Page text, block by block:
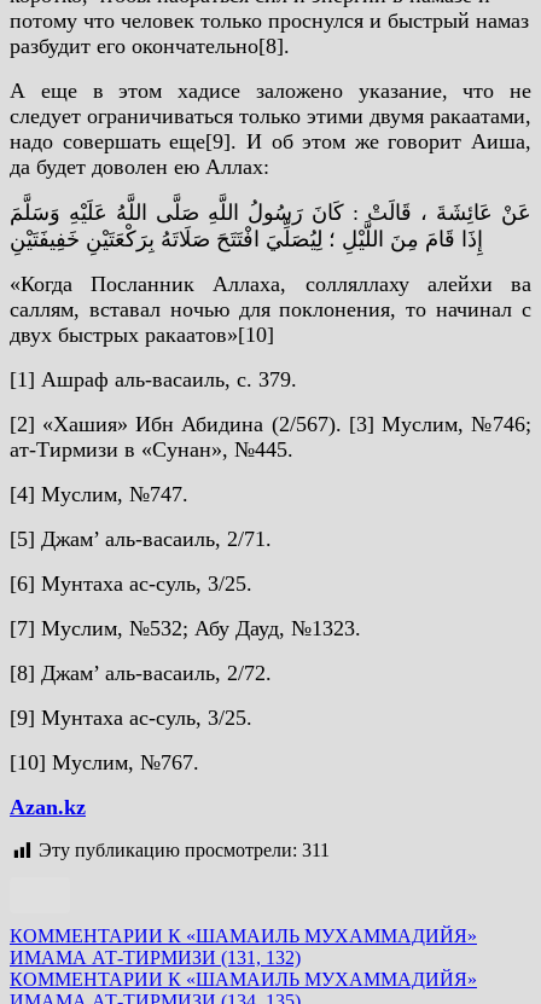
потому что человек только проснулся и быстрый намаз
разбудит его окончательно[8].
А еще в этом хадисе заложено указание, что не
следует ограничиваться только этими двумя ракаатами,
надо совершать еще[9]. И об этом же говорит Аиша,
да будет доволен ею Аллах:
عَنْ عَائِشَةَ ، قَالَتْ : كَانَ رَسُولُ اللَّهِ صَلَّى اللَّهُ عَلَيْهِ وَسَلَّمَ
إِذَا قَامَ مِنَ اللَّيْلِ ؛ لِيُصَلِّيَ افْتَتَحَ صَلَاتَهُ بِرَكْعَتَيْنِ خَفِيفَتَيْنِ
«Когда Посланник Аллаха, солляллаху алейхи ва
саллям, вставал ночью для поклонения, то начинал с
двух быстрых ракаатов»[10]
[1] Ашраф аль-васаиль, с. 379.
[2] «Хашия» Ибн Абидина (2/567). [3] Муслим, №746;
ат-Тирмизи в «Сунан», №445.
[4] Муслим, №747.
[5] Джам’ аль-васаиль, 2/71.
[6] Мунтаха ас-суль, 3/25.
[7] Муслим, №532; Абу Дауд, №1323.
[8] Джам’ аль-васаиль, 2/72.
[9] Мунтаха ас-cуль, 3/25.
[10] Муслим, №767.
Azan.kz
Эту публикацию просмотрели: 311
Навигация
по
КОММЕНТАРИИ К «ШАМАИЛЬ МУХАММАДИЙЯ»
ИМАМА АТ-ТИРМИЗИ (131, 132)
КОММЕНТАРИИ К «ШАМАИЛЬ МУХАММАДИЙЯ»